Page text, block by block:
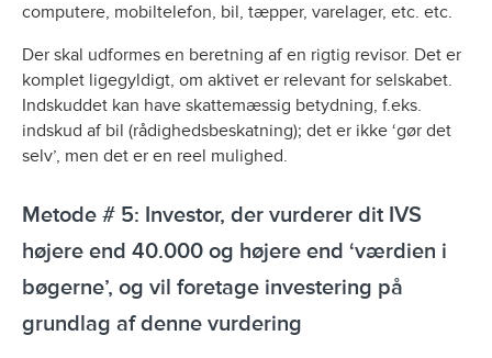
computere, mobiltelefon, bil, tæpper, varelager, etc. etc.
Der skal udformes en beretning af en rigtig revisor. Det er
komplet ligegyldigt, om aktivet er relevant for selskabet.
Indskuddet kan have skattemæssig betydning, f.eks.
indskud af bil (rådighedsbeskatning); det er ikke ‘gør det
selv’, men det er en reel mulighed.
Metode # 5: Investor, der vurderer dit IVS
højere end 40.000 og højere end ‘værdien i
bøgerne’, og vil foretage investering på
grundlag af denne vurdering